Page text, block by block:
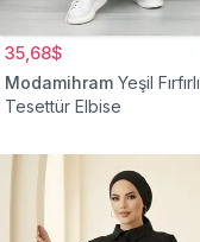
35,68$
Modamihram Yeşil Fırfırlı
Tesettür Elbise